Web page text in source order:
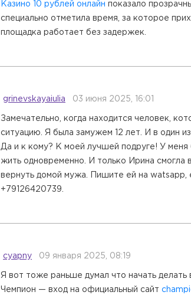
Казино 10 рублей онлайн показало
специально отметила время, за которое
площадка работает без задержек.
grinevskayaiulia 03 июня 2025, 16:01
Замечательно, когда находится человек,
ситуацию. Я была замужем 12 лет. И в один
Да и к кому? К моей лучшей подруге! У меня
жить одновременно. И только Ирина смогла
вернуть домой мужа. Пишите ей на
+79126420739.
cyapny 09 января 2025, 08:19
Я вот тоже раньше думал что начать делать
Чемпион — вход на официальный сайт